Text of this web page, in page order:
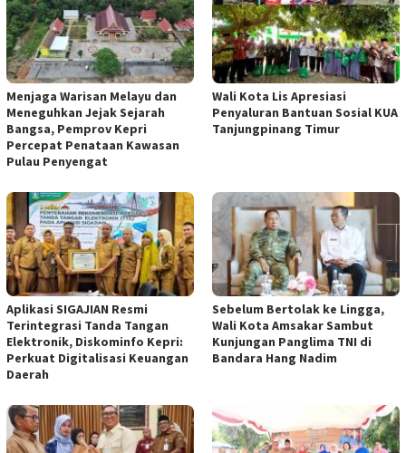
Menjaga Warisan Melayu dan
Meneguhkan Jejak Sejarah
Bangsa, Pemprov Kepri
Percepat Penataan Kawasan
Pulau Penyengat
Wali Kota Lis Apresiasi
Penyaluran Bantuan Sosial KUA
Tanjungpinang Timur
Aplikasi SIGAJIAN Resmi
Terintegrasi Tanda Tangan
Elektronik, Diskominfo Kepri:
Perkuat Digitalisasi Keuangan
Daerah
Sebelum Bertolak ke Lingga,
Wali Kota Amsakar Sambut
Kunjungan Panglima TNI di
Bandara Hang Nadim